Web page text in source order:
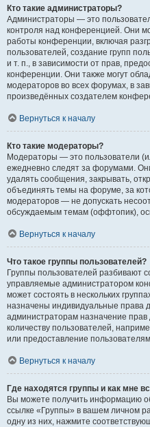
Кто такие администраторы?
Администраторы — это
контроля над конференцией. Они
работы конференции, включая
пользователей, создание групп
и т. п., в зависимости от прав,
конференции. Они также могут
модераторов во всех форумах, в
произведённых создателем
Вернуться к началу
Кто такие модераторы?
Модераторы — это пользователи
ежедневно следят за форумами.
удалять сообщения, закрывать,
объединять темы на форуме, за
модераторов — не допускать
обсуждаемым темам (оффтопик),
Вернуться к началу
Что такое группы пользователей?
Группы пользователей разбивают
управляемые администратором
может состоять в нескольких
назначены индивидуальные права
администраторам назначение
количеству пользователей,
или предоставление
Вернуться к началу
Где находятся группы и как мне
Вы можете получить информацию
ссылке «Группы» в вашем личном
одну из них, нажмите